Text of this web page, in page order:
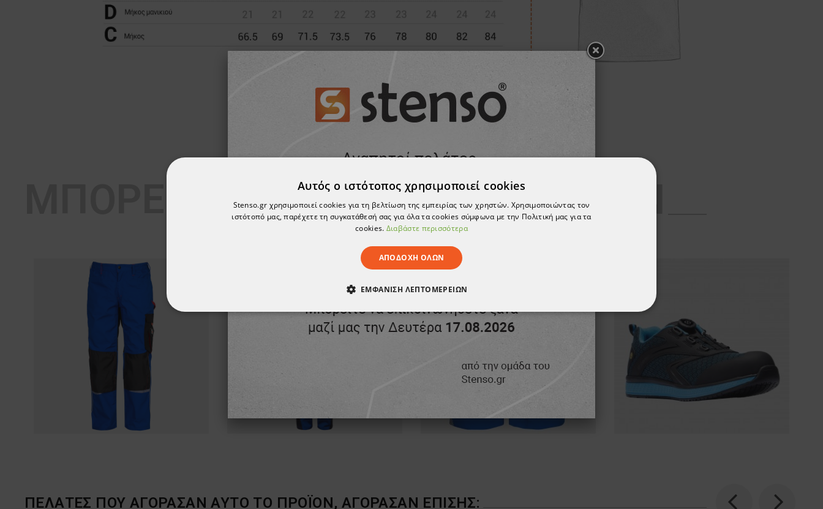
ΜΠΟΡΕΊ ΕΠΊΣΗΣ ΝΑ ΣΑΣ ΑΡΈΣΟΥΝ
ΠΕΛΆΤΕΣ ΠΟΥ ΑΓΌΡΑΣΑΝ ΑΥΤΌ ΤΟ ΠΡΟΪΌΝ, ΑΓΌΡΑΣΑΝ ΕΠΊΣΗΣ:
Αυτός ο ιστότοπος χρησιμοποιεί cookies
Stenso.gr χρησιμοποιεί cookies για τη βελτίωση της εμπειρίας των χρηστών. Χρησιμοποιώντας τον
ιστότοπό μας, παρέχετε τη συγκατάθεσή σας για όλα τα cookies σύμφωνα με την Πολιτική μας για τα
cookies. Διαβάστε περισσότερα
ΑΠΟΔΟΧΉ ΌΛΩΝ
ΕΜΦΆΝΙΣΗ ΛΕΠΤΟΜΕΡΕΙΏΝ
ΑΠΟΛΎΤΩΣ ΑΠΑΡΑΊΤΗΤΑ ΑΠΌΔΟΣΗΣ ΣΤΌΧΕΥΣΗΣ ΛΕΙΤΟΥΡΓΙΚΌΤΗΤΑΣ